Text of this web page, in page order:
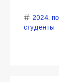
2024,
студенты